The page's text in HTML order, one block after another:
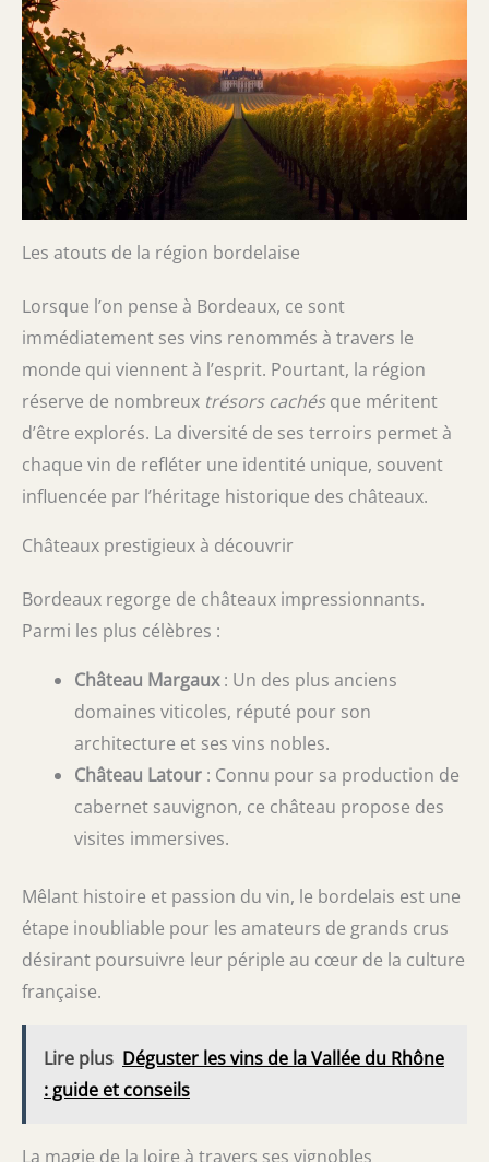
Les atouts de la région bordelaise
Lorsque l’on pense à Bordeaux, ce sont
immédiatement ses vins renommés à travers le
monde qui viennent à l’esprit. Pourtant, la région
réserve de nombreux trésors cachésque méritent
d’être explorés. La diversité de ses terroirs permet à
chaque vin de refléter une identité unique, souvent
influencée par l’héritage historique des châteaux.
Châteaux prestigieux à découvrir
Bordeaux regorge de châteaux impressionnants.
Parmi les plus célèbres :
Château Margaux: Un des plus anciens
domaines viticoles, réputé pour son
architecture et ses vins nobles.
Château Latour : Connu pour sa production de
cabernet sauvignon, ce château propose des
visites immersives.
Mêlant histoire et passion du vin, le bordelais est une
étape inoubliable pour les amateurs de grands crus
désirant poursuivre leur périple au cœur de la culture
française.
Lire plus Déguster les vins de la Vallée du Rhône
: guide et conseils
La magie de la loire à travers ses vignobles